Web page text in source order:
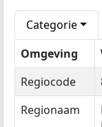
Categorie
Omgeving
Regiocode
Regionaam